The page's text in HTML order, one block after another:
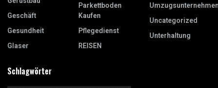
Geschäft
Gesundheit
Glaser
Parkettboden
Kaufen
Pflegedienst
REISEN
Uncategorized
Unterhaltung
Schlagwörter